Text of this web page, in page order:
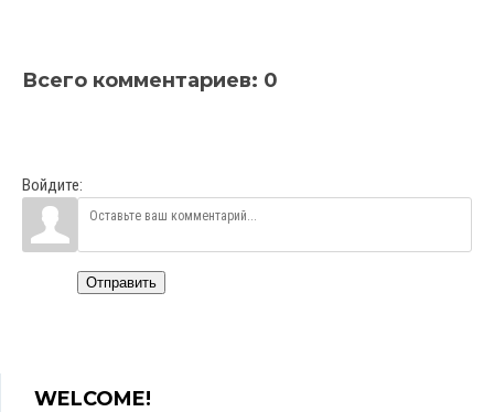
Всего комментариев: 0
Войдите:
Отправить
WELCOME!